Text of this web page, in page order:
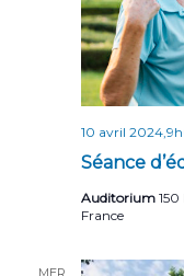
Séance
10 avril
Auditorium 150
France
MER